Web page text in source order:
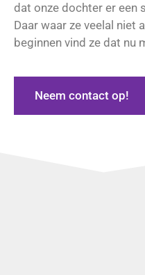
dat onze dochter er een
Daar waar ze veelal niet
beginnen vind ze dat nu
Neem contact op!